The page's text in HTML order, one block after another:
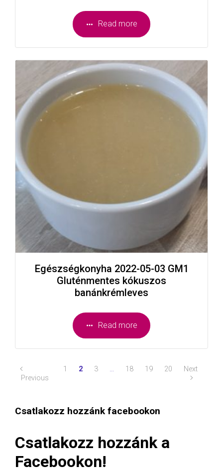
Read more
Egészségkonyha 2022-05-03 GM1
Gluténmentes kókuszos
banánkrémleves
Read more
Previous
1 2 3 … 18 19 20 Next
Csatlakozz hozzánk facebookon
Csatlakozz hozzánk a
Facebookon!